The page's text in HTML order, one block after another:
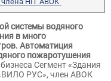
системы водяного
в много
Автоматиция
пожаротушения
Сегмент «Здания
РУС», член АВОК